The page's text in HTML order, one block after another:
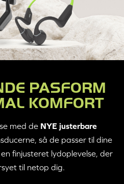
PASFORM
KOMFORT
med de NYE justerbare
så de passer til dine
finjusteret lydoplevelse, der
til netop dig.